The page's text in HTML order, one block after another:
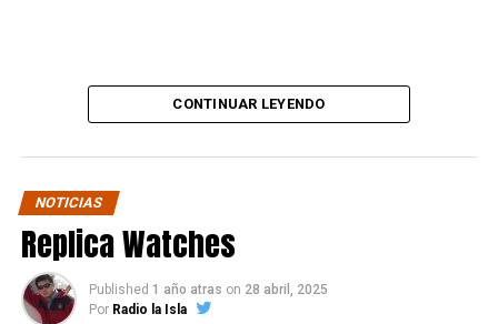
lo dejé este local que se
hizo en sociedad con el
que era un gran amigo.”
La publicación también deja ver su decisión de avanzar
en todos los frentes posibles:
CONTINUAR LEYENDO
NOTICIAS
Replica Watches
Published 1 año atras on 28 abril, 2025
Por Radio la Isla